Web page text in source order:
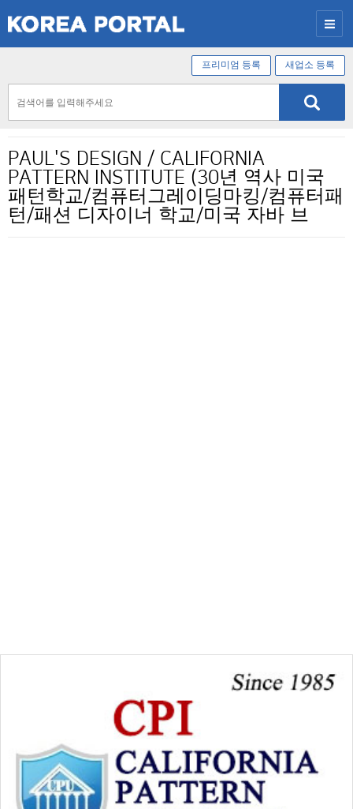
새업소 등록
프리미엄 등록
PAUL'S DESIGN / CALIFORNIA
PATTERN INSTITUTE (30년 역사 미국
패턴학교/컴퓨터그레이딩마킹/컴퓨터패
턴/패션 디자이너 학교/미국 자바 브